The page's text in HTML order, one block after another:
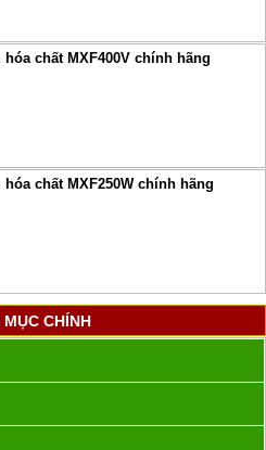
hóa chất MXF400V chính hãng
hóa chất MXF250W chính hãng
MỤC CHÍNH